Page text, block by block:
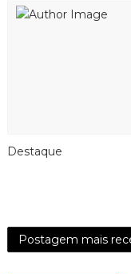
Destaque
Postagem mais